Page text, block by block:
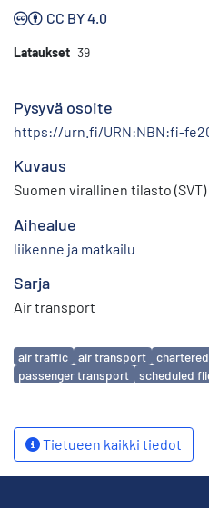
CC BY 4.0
Lataukset 39
Pysyvä osoite
https://urn.fi/URN:NBN:fi-
Kuvaus
Suomen virallinen tilasto (SVT)
Aihealue
liikenne ja matkailu
Sarja
Air transport
Avainsanat
air traffic air transport
passenger transport
scheduled
Tietueen kaikki tiedot